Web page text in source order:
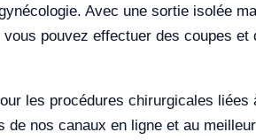
Avec une sortie isolée
pouvez effectuer des coupes et
les procédures chirurgicales
nos canaux en ligne et au